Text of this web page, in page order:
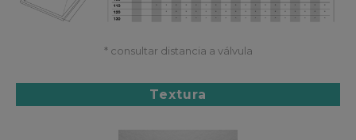
* consultar distancia a válvula
Textura